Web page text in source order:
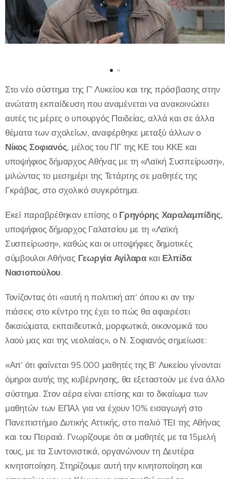
Στο νέο σύστημα της Γ' Λυκείου και της πρόσβασης στην
ανώτατη εκπαίδευση που αναμένεται να ανακοινώσει
αυτές τις μέρες ο υπουργός Παιδείας, αλλά και σε άλλα
θέματα των σχολείων, αναφέρθηκε μεταξύ άλλων ο
Νίκος Σοφιανός, μέλος του ΠΓ της ΚΕ του ΚΚΕ και
υποψήφιος δήμαρχος Αθήνας με τη «Λαϊκή Συσπείρωση»,
μιλώντας το μεσημέρι της Τετάρτης σε μαθητές της
Γκράβας, στο σχολικό συγκρότημα.
Εκεί παραβρέθηκαν επίσης ο Γρηγόρης Χαραλαμπίδης,
υποψήφιος δήμαρχος Γαλατσίου με τη «Λαϊκή
Συσπείρωση», καθώς και οι υποψήφιες δημοτικές
σύμβουλοι Αθήνας Γεωργία Αγίλαρακαι Ελπίδα
Νασιοπούλου.
Τονίζοντας ότι «αυτή η πολιτική απ' όπου κι αν την
πιάσεις στο κέντρο της έχει το πώς θα αφαιρέσει
δικαιώματα, εκπαιδευτικά, μορφωτικά, οικονομικά του
λαού μας και της νεολαίας», ο Ν. Σοφιανός σημείωσε:
«Απ' ότι φαίνεται 95.000 μαθητές της Β' Λυκείου γίνονται
όμηροι αυτής της κυβέρνησης, θα εξεταστούν με ένα άλλο
σύστημα. Στον αέρα είναι επίσης και το δικαίωμα των
μαθητών των ΕΠΑλ για να έχουν 10% εισαγωγή στο
Πανεπιστήμιο Δυτικής Αττικής, στο παλιό ΤΕΙ της Αθήνας
και του Πειραιά. Γνωρίζουμε ότι οι μαθητές με τα 15μελή
τους, με τα Συντονιστικά, οργανώνουν τη Δευτέρα
κινητοποίηση. Στηρίζουμε αυτή την κινητοποίηση και